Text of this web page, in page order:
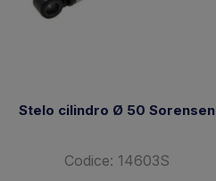
Stelo cilindro Ø 50 Sorensen
Codice: 14603S